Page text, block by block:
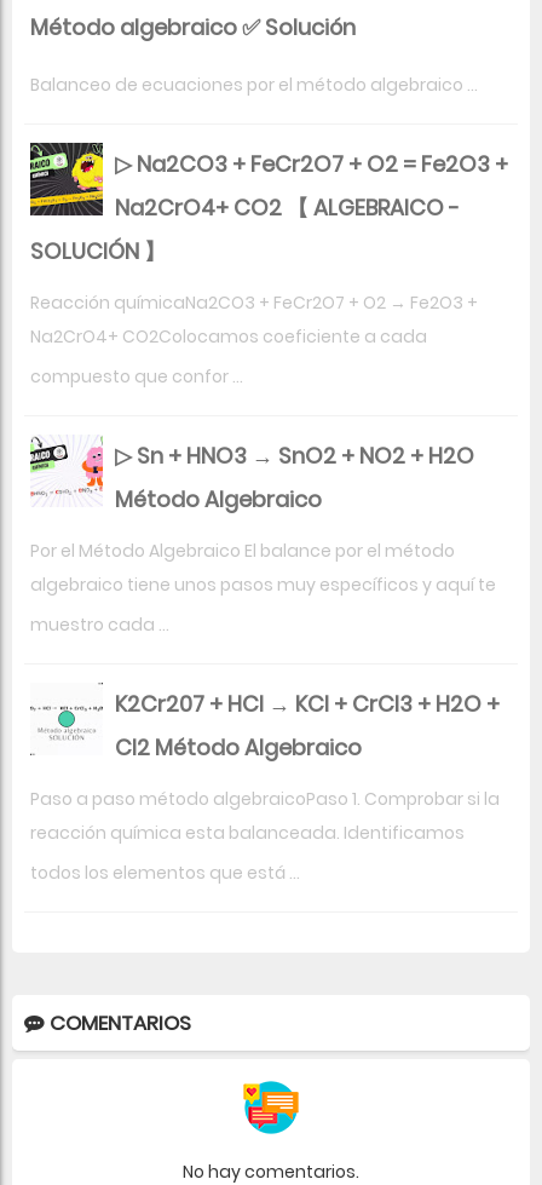
Método algebraico ✅ Solución
Balanceo de ecuaciones por el método algebraico ...
▷ Na2CO3 + FeCr2O7 + O2 = Fe2O3 +
Na2CrO4+ CO2 【 ALGEBRAICO -
SOLUCIÓN 】
Reacción químicaNa2CO3 + FeCr2O7 + O2 → Fe2O3 +
Na2CrO4+ CO2Colocamos coeficiente a cada
compuesto que confor ...
▷ Sn + HNO3 → SnO2 + NO2 + H2O
Método Algebraico
Por el Método Algebraico El balance por el método
algebraico tiene unos pasos muy específicos y aquí te
muestro cada ...
K2Cr207 + HCl → KCl + CrCl3 + H2O +
Cl2 Método Algebraico
Paso a paso método algebraicoPaso 1. Comprobar si la
reacción química esta balanceada. Identificamos
todos los elementos que está ...
COMENTARIOS
No hay comentarios.